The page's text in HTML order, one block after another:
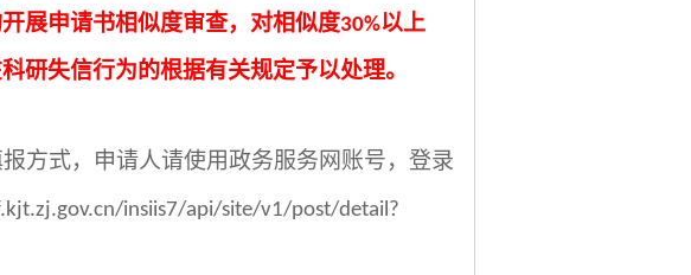
展申请书相似度审查，对相似度30%以上
研失信行为的根据有关规定予以处理。
方式，申请人请使用政务服务网账号，登录
insiis7/api/site/v1/post/detail?